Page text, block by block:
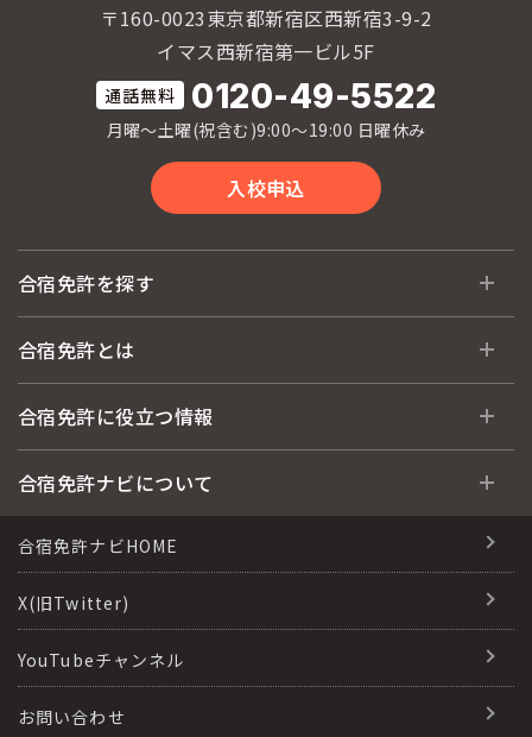
〒160-0023東京都新宿区西新宿3-9-2
イマス西新宿第一ビル5F
0120-49-5522
月曜〜土曜(祝含む)9:00〜19:00 日曜休み
入校申込
合宿免許を探す
全国 教習所一覧
運転免許の種類(車種)
格安シーズン料金
出発地別おすすめ校
こだわり、テーマから探す
360度パノラマ教習所
合宿免許とは
合宿免許とは
合宿免許選びのアドバイス
合宿免許の入校までの流れ
合宿免許での免許取得の流れ
運転免許別モデルスケジュール
合宿免許に役立つ情報
合宿免許に役立つ情報
免許取消・失効による再取得
冬・雪国の合宿免許は大丈夫？
合宿免許ナビについて
会社情報・代表メッセージ
会社概要
会社沿革・歴史
合宿免許ナビHOME
X(旧Twitter)
YouTubeチャンネル
お問い合わせ